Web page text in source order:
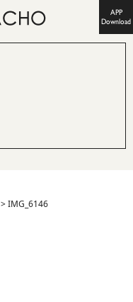
APP
Download
>IMG_6146